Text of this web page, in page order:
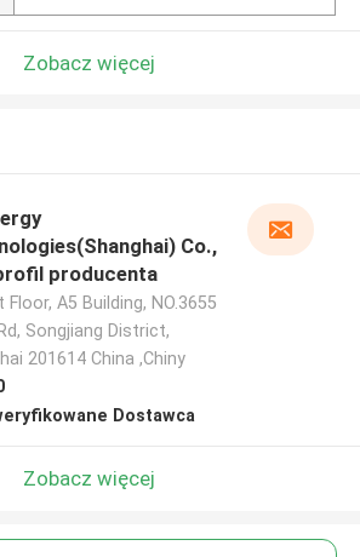
Zobacz więcej
Co.,
producenta
Floor, A5 Building, NO.3655
Songjiang District,
201614 China ,Chiny
Dostawca
Zobacz więcej